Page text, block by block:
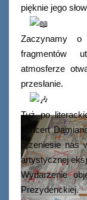
pięknie jego
Zaczynamy o
fragmentów
atmosferze
przesłanie.
Tuż po
koncert
przeniesie nas
artystycznej
Wydarzenie
Prezydenckiej.